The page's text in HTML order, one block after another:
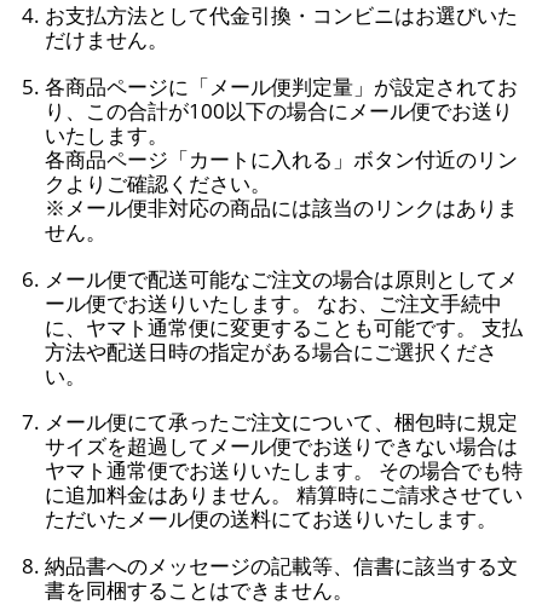
お支払方法として代金引換・コンビニはお選びいた
だけません。
各商品ページに「メール便判定量」が設定されてお
り、この合計が100以下の場合にメール便でお送り
いたします。
各商品ページ「カートに入れる」ボタン付近のリン
クよりご確認ください。
※メール便非対応の商品には該当のリンクはありま
せん。
メール便で配送可能なご注文の場合は原則としてメ
ール便でお送りいたします。 なお、ご注文手続中
に、ヤマト通常便に変更することも可能です。 支払
方法や配送日時の指定がある場合にご選択くださ
い。
メール便にて承ったご注文について、梱包時に規定
サイズを超過してメール便でお送りできない場合は
ヤマト通常便でお送りいたします。 その場合でも特
に追加料金はありません。 精算時にご請求させてい
ただいたメール便の送料にてお送りいたします。
納品書へのメッセージの記載等、信書に該当する文
書を同梱することはできません。